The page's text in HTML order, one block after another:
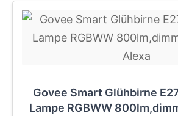
Govee Smart Glühbirne
Lampe RGBWW